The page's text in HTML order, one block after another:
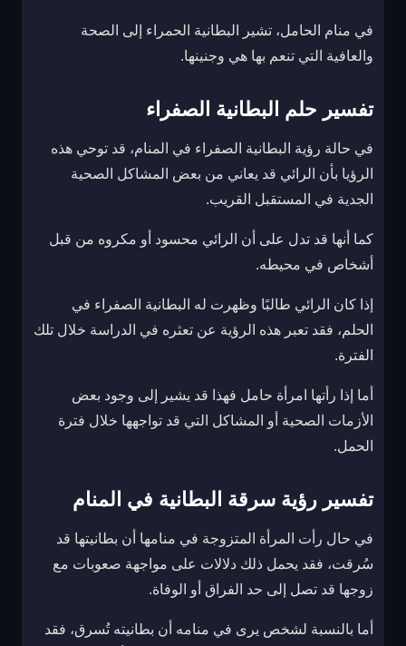
في منام الحامل، تشير البطانية الحمراء إلى الصحة
والعافية التي تنعم بها هي وجنينها.
تفسير حلم البطانية الصفراء
في حالة رؤية البطانية الصفراء في المنام، قد توحي هذه
الرؤيا بأن الرائي قد يعاني من بعض المشاكل الصحية
الجدية في المستقبل القريب.
كما أنها قد تدل على أن الرائي محسود أو مكروه من قبل
أشخاص في محيطه.
إذا كان الرائي طالبًا وظهرت له البطانية الصفراء في
الحلم، فقد تعبر هذه الرؤية عن تعثره في الدراسة خلال تلك
الفترة.
أما إذا رأتها امرأة حامل فهذا قد يشير إلى وجود بعض
الأزمات الصحية أو المشاكل التي قد تواجهها خلال فترة
الحمل.
تفسير رؤية سرقة البطانية في المنام
في حال رأت المرأة المتزوجة في منامها أن بطانيتها قد
سُرقت، فقد يحمل ذلك دلالات على مواجهة صعوبات مع
زوجها قد تصل إلى حد الفراق أو الوفاة.
أما بالنسبة لشخص يرى في منامه أن بطانيته تُسرق، فقد